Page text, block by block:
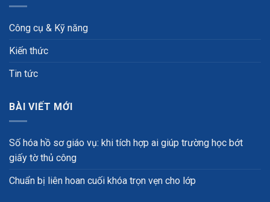
Công cụ & Kỹ năng
Kiến thức
Tin tức
BÀI VIẾT MỚI
Số hóa hồ sơ giáo vụ: khi tích hợp ai giúp trường học bớt
giấy tờ thủ công
Chuẩn bị liên hoan cuối khóa trọn vẹn cho lớp